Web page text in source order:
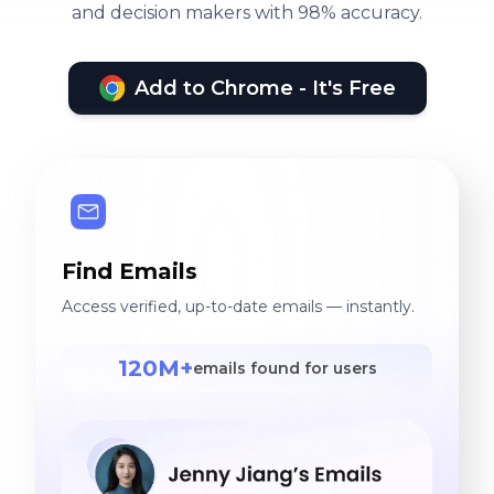
and decision makers with 98% accuracy.
Add to Chrome - It's Free
Find Emails
Access verified, up-to-date emails — instantly.
120M+emails found for users